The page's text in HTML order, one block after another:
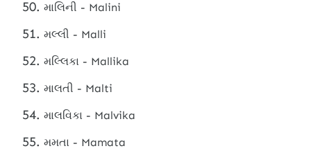
માલિની - Malini
મલ્લી - Malli
મલ્લિકા - Mallika
માલતી - Malti
માલવિકા - Malvika
મમતા - Mamata